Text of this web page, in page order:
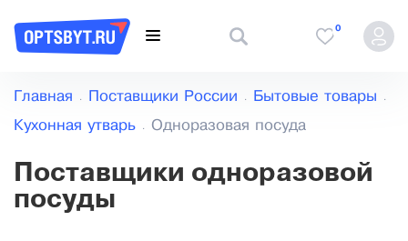
0
Главная Поставщики России Бытовые товары
Кухонная утварь Одноразовая посуда
Поставщики одноразовой
посуды